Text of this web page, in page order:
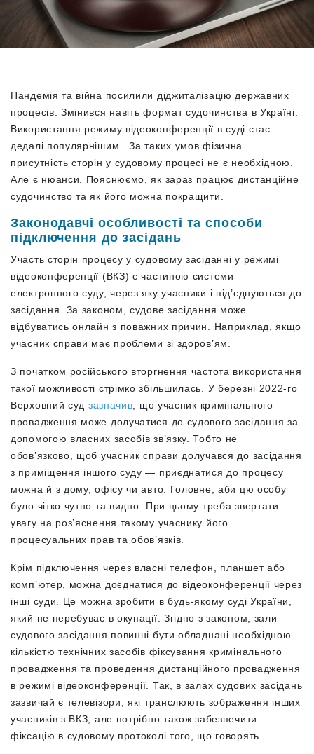
Пандемія та війна посилили діджиталізацію державних
процесів. Змінився навіть формат судочинства в Україні.
Використання режиму відеоконференції в суді стає
дедалі популярнішим. За таких умов фізична
присутність сторін у судовому процесі не є необхідною.
Але є нюанси. Пояснюємо, як зараз працює дистанційне
судочинство та як його можна покращити.
Законодавчі особливості та способи
підключення до засідань
Участь сторін процесу у судовому засіданні у режимі
відеоконференції (ВКЗ) є частиною системи
електронного суду, через яку учасники і під’єднуються до
засідання. За законом, судове засідання може
відбуватись онлайн з поважних причин. Наприклад, якщо
учасник справи має проблеми зі здоров’ям.
З початком російського вторгнення частота використання
такої можливості стрімко збільшилась. У березні 2022-го
Верховний суд зазначив , що учасник кримінального
провадження може долучатися до судового засідання за
допомогою власних засобів зв’язку. Тобто не
обов’язково, щоб учасник справи долучався до засідання
з приміщення іншого суду — приєднатися до процесу
можна й з дому, офісу чи авто. Головне, аби цю особу
було чітко чутно та видно. При цьому треба звертати
увагу на роз’яснення такому учаснику його
процесуальних прав та обов’язків.
Крім підключення через власні телефон, планшет або
комп’ютер, можна доєднатися до відеоконференції через
інші суди. Це можна зробити в будь-якому суді України,
який не перебуває в окупації. Згідно з законом, зали
судового засідання повинні бути обладнані необхідною
кількістю технічних засобів фіксування кримінального
провадження та проведення дистанційного провадження
в режимі відеоконференції. Так, в залах судових засідань
зазвичай є телевізори, які транслюють зображення інших
учасників з ВКЗ, але потрібно також забезпечити
фіксацію в судовому протоколі того, що говорять.